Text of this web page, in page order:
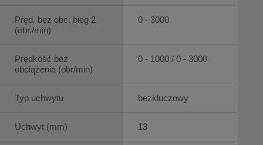
Pręd. bez obc. bieg 2
(obr./min)
Prędkość bez
obciążenia (obr/min)
Typ uchwytu
Uchwyt (mm)
0 - 3000
0 - 1000 / 0 - 3000
bezkluczowy
13